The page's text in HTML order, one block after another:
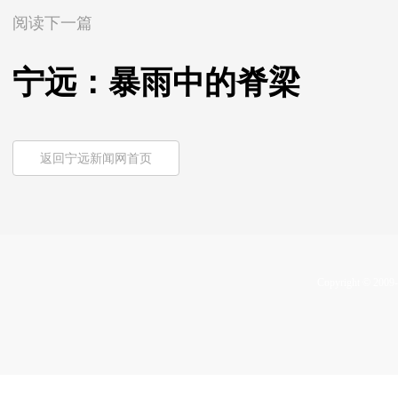
阅读下一篇
宁远：暴雨中的脊梁
返回宁远新闻网首页